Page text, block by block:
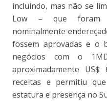
incluindo, mas não se
Low – que foram
nominalmente
fossem aprovadas e o
negócios com o
aproximadamente
receitas e permitiu
estatura e presença no